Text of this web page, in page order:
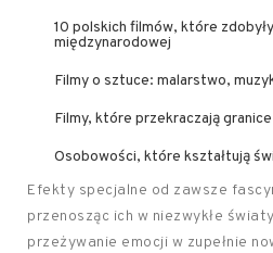
10 polskich filmów, które
międzynarodowej
Filmy o sztuce: malarstwo,
Filmy, które przekraczają
Osobowości, które kształtują
Efekty specjalne od zawsze
przenosząc ich w niezwykłe
przeżywanie emocji w zupełnie